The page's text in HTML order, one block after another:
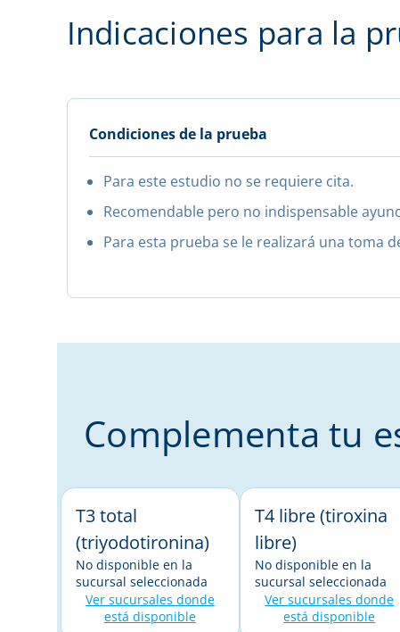
Indicaciones para la
Condiciones de la prueba
Para este estudio no se requiere cita.
Recomendable pero no indispensable
Para esta prueba se le realizará una toma
Complementa tu
T3 total
(triyodotironina)
No disponible en la
sucursal seleccionada
Ver sucursales donde
está disponible
T4 libre (tiroxina
libre)
No disponible en la
sucursal seleccionada
Ver sucursales donde
está disponible